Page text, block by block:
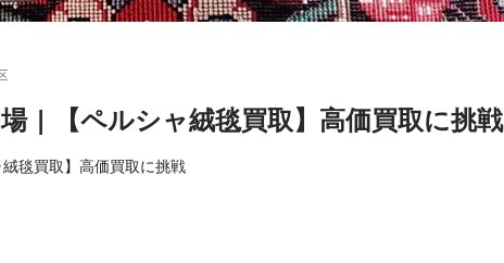
| 【ペルシャ絨毯買取】高価買取に挑戦
毯買取】高価買取に挑戦